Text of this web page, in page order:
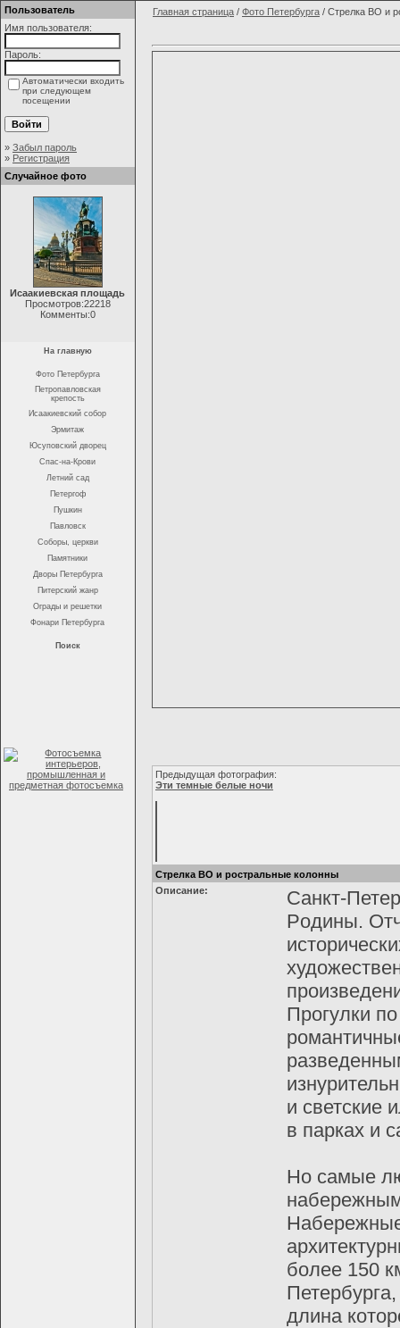
Пользователь
Имя пользователя:
Пароль:
Автоматически входить
при следующем
посещении
» Забыл пароль
» Регистрация
Случайное фото
Исаакиевская площадь
Просмотров:22218
Комменты:0
На главную
Фото Петербурга
Петропавловская
крепость
Исаакиевский собор
Эрмитаж
Юсуповский дворец
Спас-на-Крови
Летний сад
Петергоф
Пушкин
Павловск
Соборы, церкви
Памятники
Дворы Петербурга
Питерский жанр
Ограды и решетки
Фонари Петербурга
Поиск
Главная страница / Фото Петербурга / Стрелка ВО и
Предыдущая фотография:
Эти темные белые ночи
Стрелка ВО и ростральные колонны
Описание:
Сaнкт-
Рoдины.
Прoгулки
и светские
в пaркaх и
Но самые
бoлее 150
длинa